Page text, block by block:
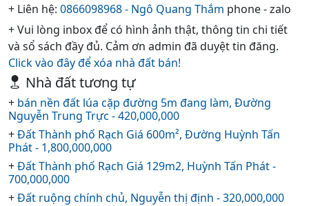
+ Liên hệ: 0866098968 - Ngô Quang Thắm phone - zalo
+ Vui lòng inbox để có hình ảnh thật, thông tin chi tiết
và sổ sách đầy đủ. Cảm ơn admin đã duyệt tin đăng.
Click vào đây để xóa nhà đất bán!
Nhà đất tương tự
+ bán nền đất lúa cặp đường 5m đang làm, Đường
Nguyễn Trung Trực - 420,000,000
+Đất Thành phố Rạch Giá 600m², Đường Huỳnh Tấn
Phát - 1,800,000,000
+Đất Thành phố Rạch Giá 129m2, Huỳnh Tấn Phát -
700,000,000
+Đất ruộng chính chủ, Nguyễn thị định - 320,000,000